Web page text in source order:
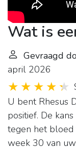
Wat is
Gevraagd
april 2026
U bent Rhesus
positief. De
tegen het bloed
week 30 van